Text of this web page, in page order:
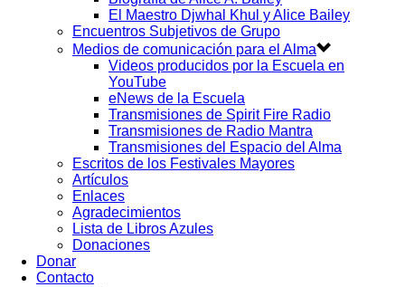
El Maestro Djwhal Khul y Alice Bailey
Encuentros Subjetivos de Grupo
Medios de comunicación para el Alma
Videos producidos por la Escuela en
YouTube
eNews de la Escuela
Transmisiones de Spirit Fire Radio
Transmisiones de Radio Mantra
Transmisiones del Espacio del Alma
Escritos de los Festivales Mayores
Artículos
Enlaces
Agradecimientos
Lista de Libros Azules
Donaciones
Donar
Contacto